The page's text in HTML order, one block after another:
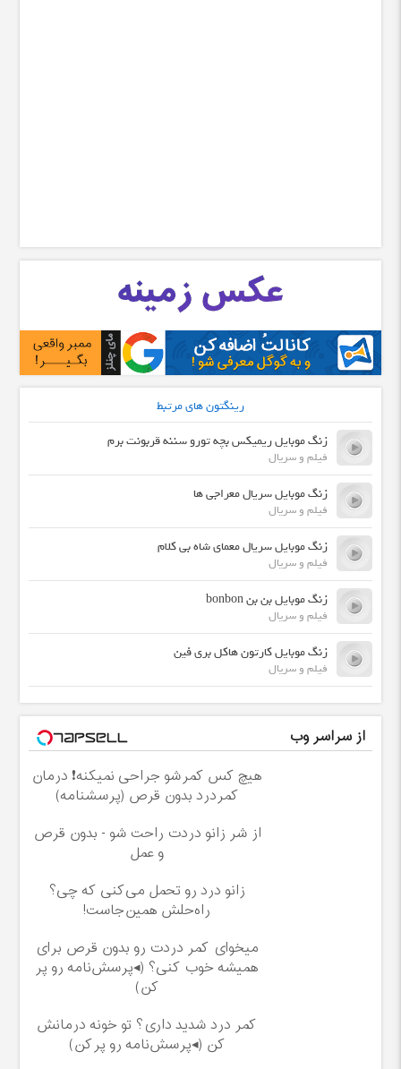
رینگتون های مرتبط
زنگ موبایل ریمیکس بچه تورو سننه قربونت برم
فیلم و سریال
زنگ موبایل سریال معراجی ها
فیلم و سریال
زنگ موبایل سریال معمای شاه بی کلام
فیلم و سریال
زنگ موبایل بن بن bonbon
فیلم و سریال
زنگ موبایل کارتون هاکل بری فین
فیلم و سریال
از سراسر وب
هیچ کس کمرشو جراحی نمیکنه❗ درمان
کمردرد بدون قرص (پرسشنامه)
از شر زانو دردت راحت شو - بدون قرص
و عمل
زانو درد رو تحمل می‌کنی که چی؟
راه‌حلش همین‌جاست!
میخوای کمر دردت رو بدون قرص برای
همیشه خوب کنی؟ (◂پرسش‌نامه رو پر
کن)
کمر درد شدید داری؟ تو خونه درمانش
کن (◂پرسش‌نامه رو پرکن)